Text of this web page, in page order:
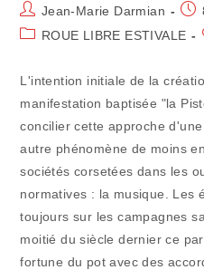
Auteur/autrice
de
Jean-Marie Darmian
PostROUE LIBRE ESTIVALE
L'intention initiale de la
manifestation baptisée "la
concilier cette approche
autre phénomène de moins
sociétés corsetées dans les
normatives : la musique. Les
toujours sur les campagnes
moitié du siècle dernier ce
fortune du pot avec des